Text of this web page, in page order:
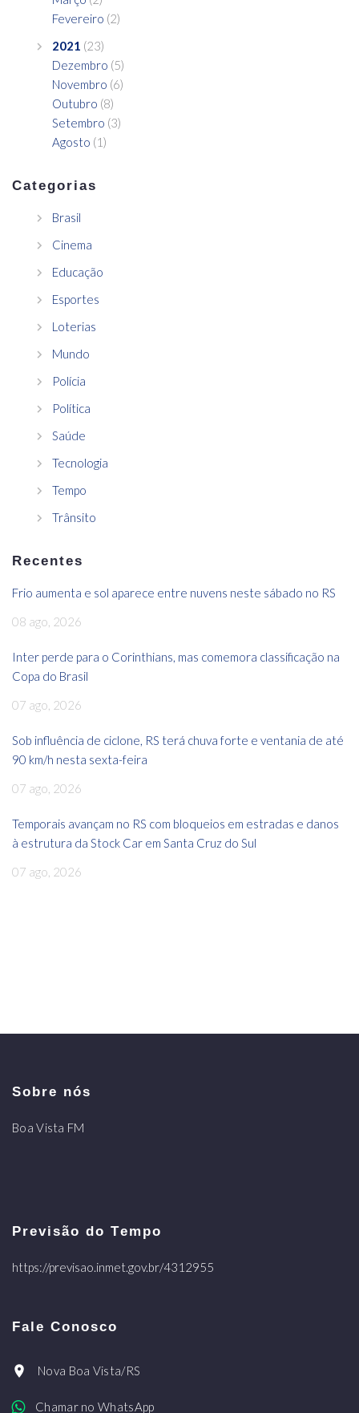
Fevereiro (2)
2021 (23)
Dezembro (5)
Novembro (6)
Outubro (8)
Setembro (3)
Agosto (1)
Categorias
Brasil
Cinema
Educação
Esportes
Loterias
Mundo
Polícia
Política
Saúde
Tecnologia
Tempo
Trânsito
Recentes
Frio aumenta e sol aparece entre nuvens neste sábado no RS
08 ago, 2026
Inter perde para o Corinthians, mas comemora classificação na
Copa do Brasil
07 ago, 2026
Sob influência de ciclone, RS terá chuva forte e ventania de até
90 km/h nesta sexta-feira
07 ago, 2026
Temporais avançam no RS com bloqueios em estradas e danos
à estrutura da Stock Car em Santa Cruz do Sul
07 ago, 2026
Sobre nós
Boa Vista FM
Previsão do Tempo
https://previsao.inmet.gov.br/4312955
Fale Conosco
Nova Boa Vista/RS
Chamar no WhatsApp